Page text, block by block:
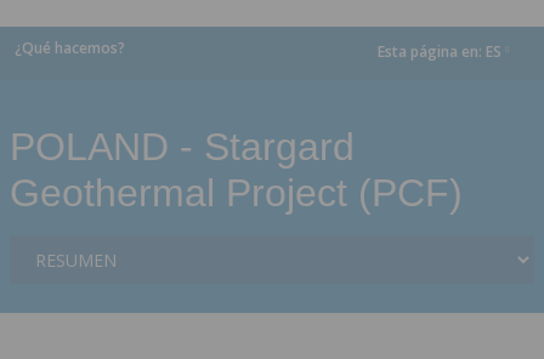
¿Qué hacemos? Esta página en: ES
POLAND - Stargard
Geothermal Project (PCF)